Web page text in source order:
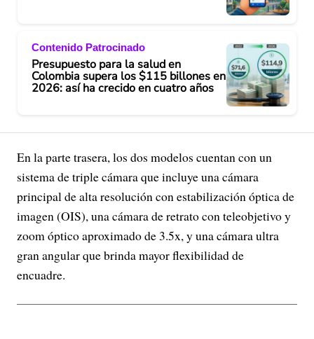
Contenido Patrocinado
Presupuesto para la salud en
Colombia supera los $115 billones en
2026: así ha crecido en cuatro años
En la parte trasera, los dos modelos cuentan con un
sistema de triple cámara que incluye una cámara
principal de alta resolución con estabilización óptica de
imagen (OIS), una cámara de retrato con teleobjetivo y
zoom óptico aproximado de 3.5x, y una cámara ultra
gran angular que brinda mayor flexibilidad de
encuadre.